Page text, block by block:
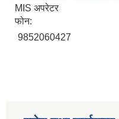
MIS अपरेटर
फोन:
9852060427